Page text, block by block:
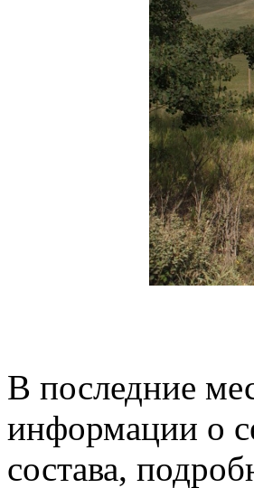
В последние
информации о
состава,